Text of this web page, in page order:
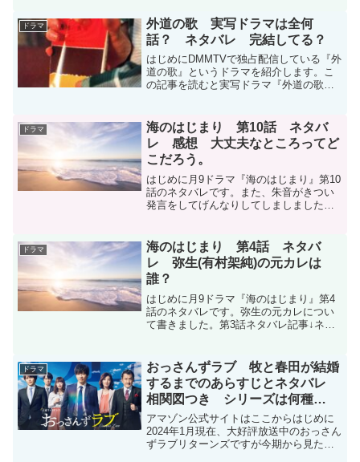
る。長谷川博己演じる弁護士は、残り
0.1％に隠された「...
ドラマ
外道の歌 実写ドラマは全何
話？ ネタバレ 完結してる？
はじめにDMMTVで独占配信している『外
道の歌』というドラマを紹介します。こ
の記事を読むと実写ドラマ『外道の歌』
がわかります。広告で見た…女の子とお
母さんがスーパーで買...
ドラマ
海のはじまり 第10話 ネタバ
レ 感想 大丈夫なところってど
こだろう。
はじめに月9ドラマ『海のはじまり』第10
話のネタバレです。また、朱音がきつい
発言をしてげんなりしてしましました。
揃いにできるのが苗字で家族からもらう
のが名前海 さん...
ドラマ
海のはじまり 第4話 ネタバ
レ 弥生(有村架純)の元カレは
誰？
はじめに月9ドラマ『海のはじまり』第4
話のネタバレです。弥生の元カレについ
て書きました。第3話ネタバレ記事↓ネタ
らもと妄想する朱音と翔平。海と津野の
関係海は津野に『夏く...
ドラマ
おっさんずラブ 牧と春田が結婚
するまでのあらすじとネタバレ
相関図つき シリーズは何種
類？ 原作は？
アマゾン公式サイトはここからはじめに
2024年1月現在、大好評放送中のおっさん
ずラブリターンズですが今期から見たか